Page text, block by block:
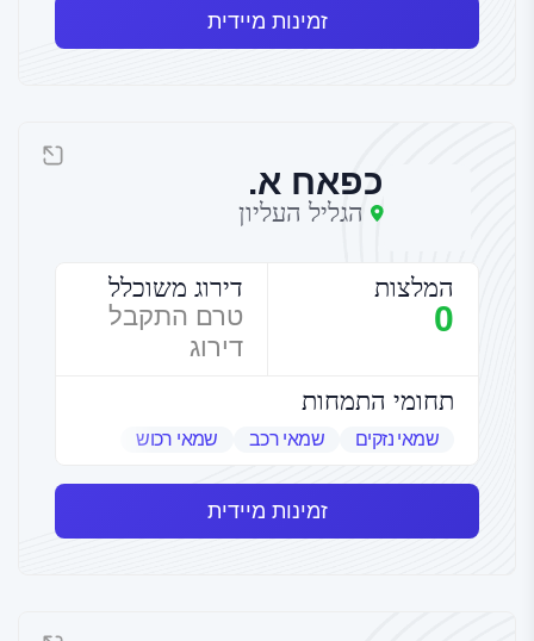
זמינות מיידית
כפאח א.
הגליל העליון
המלצות
0
דירוג משוכלל
טרם התקבל
דירוג
תחומי התמחות
שמאי נזקים שמאי רכב שמאי רכוש
זמינות מיידית